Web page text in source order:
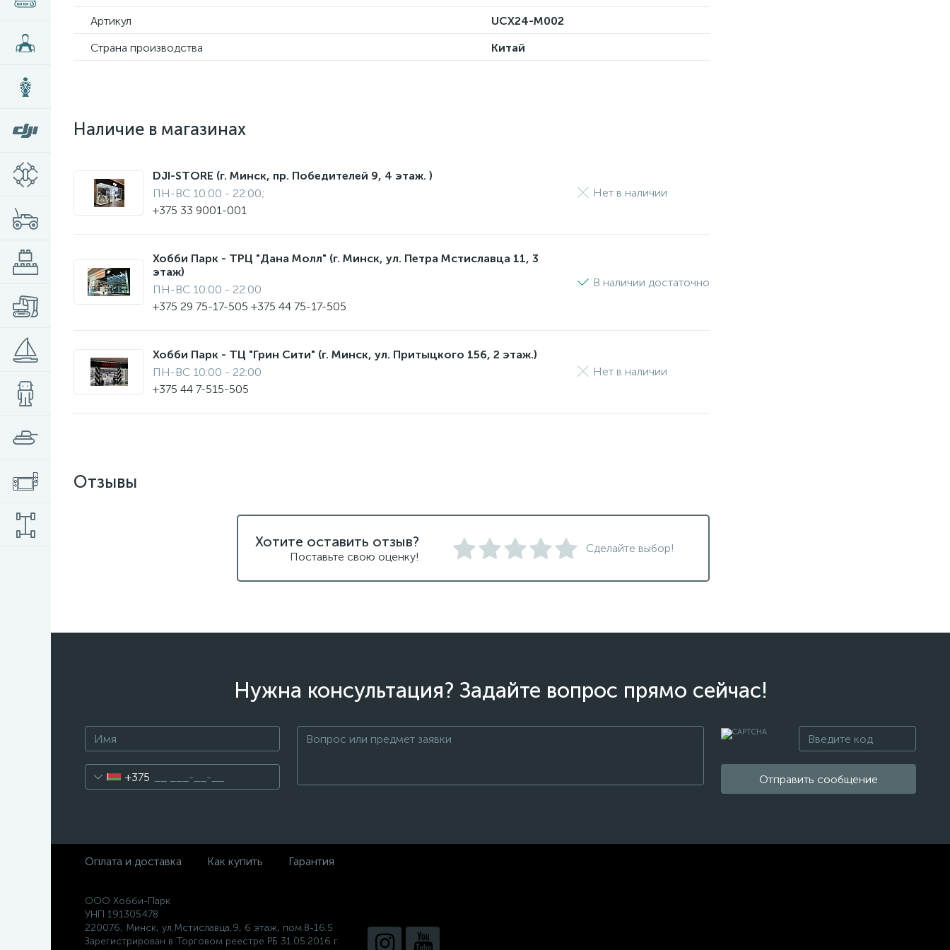
Артикул
UCX24-M002
Страна производства
Китай
Наличие в магазинах
DJI-STORE (г. Минск, пр. Победителей 9, 4 этаж. )
ПН-ВС 10:00 - 22:00;
+375 33 9001-001
Нет в наличии
Хобби Парк - ТРЦ "Дана Молл" (г. Минск, ул. Петра Мстиславца 11, 3
этаж)
ПН-ВС 10:00 - 22:00
+375 29 75-17-505 +375 44 75-17-505
В наличии достаточно
Хобби Парк - ТЦ "Грин Сити" (г. Минск, ул. Притыцкого 156, 2 этаж.)
ПН-ВС 10:00 - 22:00
+375 44 7-515-505
Нет в наличии
Отзывы
Хотите оставить отзыв?
Поставьте свою оценку!
Сделайте выбор!
Нужна консультация? Задайте вопрос прямо сейчас!
+375 Отправить сообщение
Оплата и доставка Как купить Гарантия
ООО Хобби-Парк
УНП 191305478
220076, Минск, ул.Мстиславца,9, 6 этаж, пом.8-16.5
Зарегистрирован в Торговом реестре РБ 31.05.2016 г.